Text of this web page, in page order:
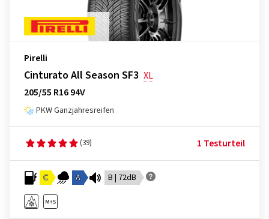
Pirelli
Cinturato All Season SF3 XL
205/55 R16 94V
PKW Ganzjahresreifen
(39) 1 Testurteil
C A B | 72dB